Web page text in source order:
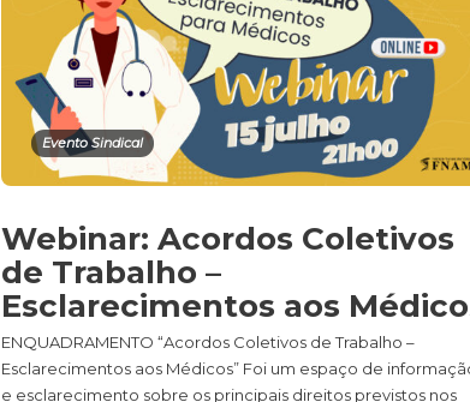
Evento Sindical
Webinar: Acordos Coletivos
de Trabalho –
Esclarecimentos aos
ENQUADRAMENTO “Acordos Coletivos de Trabalho –
Esclarecimentos aos Médicos” Foi um espaço de
e esclarecimento sobre os principais direitos previstos nos